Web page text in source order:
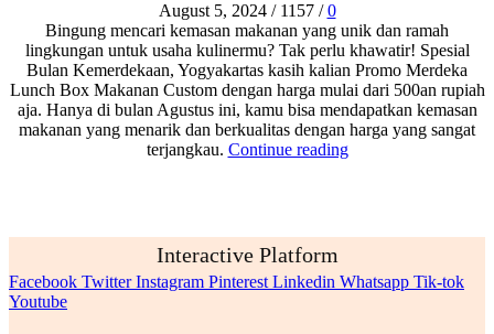
August 5, 2024 / 1157 / 0
Bingung mencari kemasan makanan yang unik dan ramah
lingkungan untuk usaha kulinermu? Tak perlu khawatir! Spesial
Bulan Kemerdekaan, Yogyakartas kasih kalian Promo Merdeka
Lunch Box Makanan Custom dengan harga mulai dari 500an rupiah
aja. Hanya di bulan Agustus ini, kamu bisa mendapatkan kemasan
makanan yang menarik dan berkualitas dengan harga yang sangat
terjangkau. Continue reading
Interactive Platform
Facebook Twitter Instagram Pinterest Linkedin Whatsapp Tik-tok
Youtube